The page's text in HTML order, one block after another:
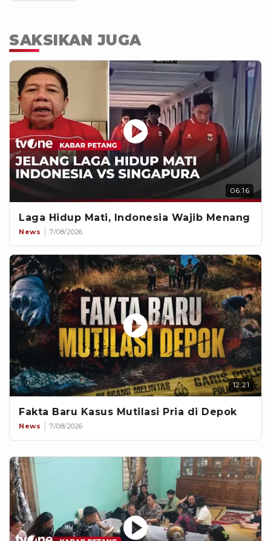
SAKSIKAN JUGA
06:16
Laga Hidup Mati, Indonesia Wajib Menang
News 7/08/2026
12:21
Fakta Baru Kasus Mutilasi Pria di Depok
News 7/08/2026